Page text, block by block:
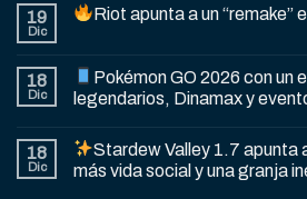
19
Dic
Riot apunta a un “remake”
18
Dic
Pokémon GO 2026 con un
legendarios, Dinamax y
18
Dic
Stardew Valley 1.7 apunta
más vida social y una granja